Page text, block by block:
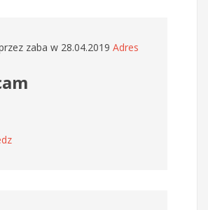
zaba w 28.04.2019 Adres